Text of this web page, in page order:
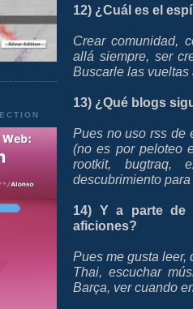
12) ¿Cuál es el
Crear comunidad,
allá siempre, ser
Buscarle las vueltas
13) ¿Qué blogs
Pues no uso rss de
(no es por peloteo
rootkit, bugtraq,
descubrimiento
14) Y a parte de
aficiones?
Pues me gusta leer,
Thai, escuchar
Barça, ver cuando